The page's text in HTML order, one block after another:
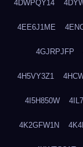
4DWPQY14
4EE6J1ME
4GJRPJFP
4H5VY3Z1
4I5H850W
4K2GFW1N